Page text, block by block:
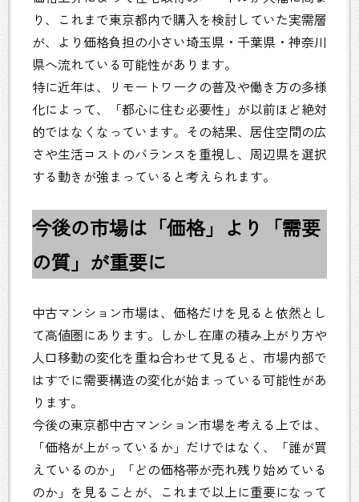
り、これまで東京都内で購入を検討していた実需層
が、より価格負担の小さい埼玉県・千葉県・神奈川
県へ流れている可能性があります。
特に近年は、リモートワークの普及や働き方の多様
化によって、「都心に住む必要性」が以前ほど絶対
的ではなくなっています。その結果、居住空間の広
さや生活コストのバランスを重視し、周辺県を選択
する動きが強まっていると考えられます。
今後の市場は「価格」より「需要
の質」が重要に
中古マンション市場は、価格だけを見ると依然とし
て高値圏にあります。しかし在庫の積み上がり方や
人口移動の変化を重ね合わせて見ると、市場内部で
はすでに需要構造の変化が始まっている可能性があ
ります。
今後の東京都中古マンション市場を考える上では、
「価格が上がっているか」だけではなく、「誰が買
えているのか」「どの価格帯が売れ残り始めている
のか」を見ることが、これまで以上に重要になって